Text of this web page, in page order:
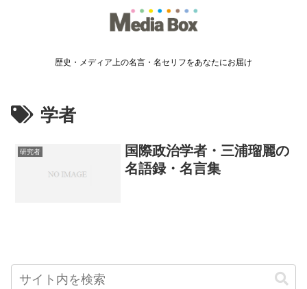
歴史・メディア上の名言・名セリフをあなたにお届け
学者
研究者
国際政治学者・三浦瑠麗の
名語録・名言集